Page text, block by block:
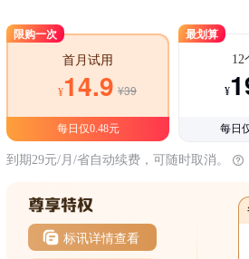
限购一次
首月试用
¥14.9 ¥39
每日仅0.48元
最划算
12
¥
每日
到期29元/月/省自动续费，可随时取消。
标讯详情查看